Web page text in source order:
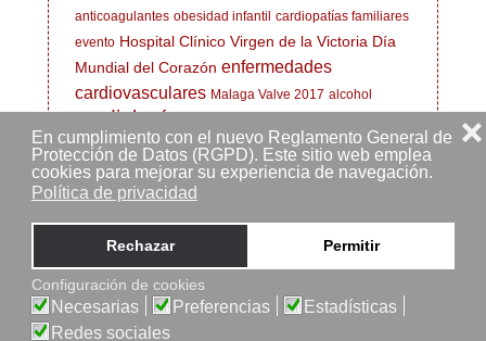
En cumplimiento con el nuevo Reglamento General de
Protección de Datos (RGPD). Este sitio web emplea
cookies para mejorar su experiencia de navegación.
Política de privacidad
Rechazar Permitir
❌
Configuración de cookies
Necesarias Preferencias
Estadísticas
Redes sociales
anticoagulantes obesidad infantil cardiopatías familiares
evento Hospital Clínico Virgen de la Victoria Día
Mundial del Corazón enfermedades
cardiovasculares Malaga Valve 2017 alcohol
cardiología
cardiólogo Marfan cardiología deportiva MIR
Médicos Residentes homenaje a residentes arritmia
salud cardiovascular
cardiólogo deportivo Hospital Clínico
Universitario de Málaga
medicina deportiva
dieta saludable
corazón de atleta